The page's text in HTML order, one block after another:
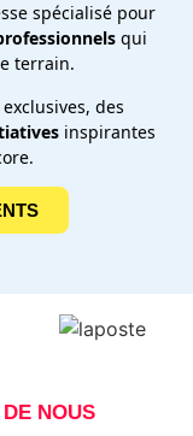
spécialisé pour
qui
terrain.
exclusives, des
inspirantes
NOUS